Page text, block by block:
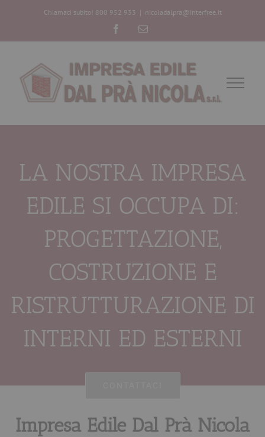
Chiamaci subito! 800 952 933 | nicoladalpra@interfree.it
FacebookEmail
LA NOSTRA IMPRESA
EDILE SI OCCUPA DI:
PROGETTAZIONE,
COSTRUZIONE E
RISTRUTTURAZIONE DI
INTERNI ED ESTERNI
Impresa Edile Dal Prà Nicola